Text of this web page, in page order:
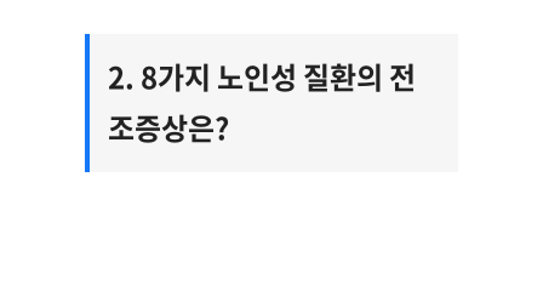
2. 8가지 노인성 질환의 전
조증상은?